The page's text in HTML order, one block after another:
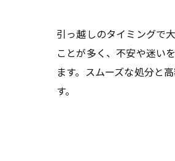
引っ越しのタイミングで
ことが多く、不安や迷い
ます。スムーズな処分と
す。